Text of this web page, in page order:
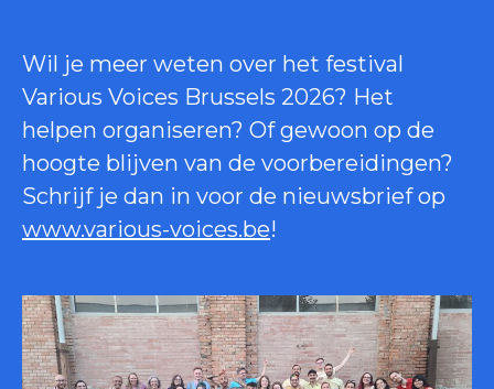
Wil je meer weten over het festival
Various Voices Brussels 2026? Het
helpen organiseren? Of gewoon op de
hoogte blijven van de voorbereidingen?
Schrijf je dan in voor de nieuwsbrief op
www.various-voices.be!